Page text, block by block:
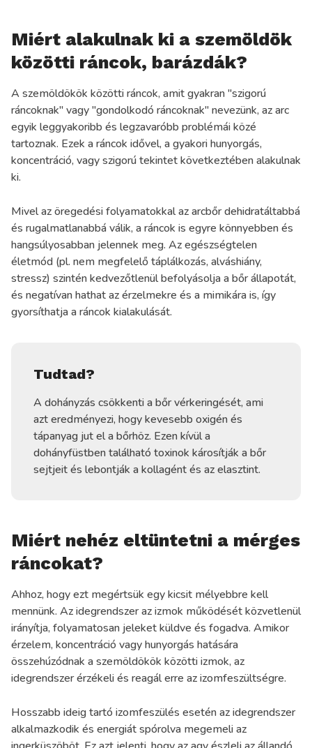
Miért alakulnak ki a szemöldök
közötti ráncok, barázdák?
A szemöldökök közötti ráncok, amit gyakran "szigorú
ráncoknak" vagy "gondolkodó ráncoknak" nevezünk, az arc
egyik leggyakoribb és legzavaróbb problémái közé
tartoznak. Ezek a ráncok idővel, a gyakori hunyorgás,
koncentráció, vagy szigorú tekintet következtében alakulnak
ki.
Mivel az öregedési folyamatokkal az arcbőr dehidratáltabbá
és rugalmatlanabbá válik, a ráncok is egyre könnyebben és
hangsúlyosabban jelennek meg. Az egészségtelen
életmód (pl. nem megfelelő táplálkozás, alváshiány,
stressz) szintén kedvezőtlenül befolyásolja a bőr állapotát,
és negatívan hathat az érzelmekre és a mimikára is, így
gyorsíthatja a ráncok kialakulását.
Tudtad?
A dohányzás csökkenti a bőr vérkeringését, ami
azt eredményezi, hogy kevesebb oxigén és
tápanyag jut el a bőrhöz. Ezen kívül a
dohányfüstben található toxinok károsítják a bőr
sejtjeit és lebontják a kollagént és az elasztint.
Miért nehéz eltüntetni a mérges
ráncokat?
Ahhoz, hogy ezt megértsük egy kicsit mélyebbre kell
mennünk. Az idegrendszer az izmok működését közvetlenül
irányítja, folyamatosan jeleket küldve és fogadva. Amikor
érzelem, koncentráció vagy hunyorgás hatására
összehúzódnak a szemöldökök közötti izmok, az
idegrendszer érzékeli és reagál erre az izomfeszültségre.
Hosszabb ideig tartó izomfeszülés esetén az idegrendszer
alkalmazkodik és energiát spórolva megemeli az